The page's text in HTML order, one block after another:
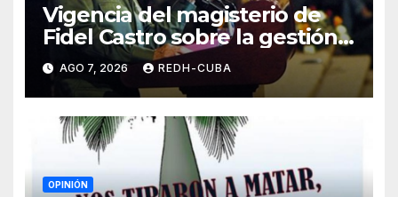
Vigencia del magisterio de
Fidel Castro sobre la gestión
del liderazgo revolucionario.
Por Jorge Luís Guach Estévez
AGO 7, 2026 REDH-CUBA
OPINIÓN